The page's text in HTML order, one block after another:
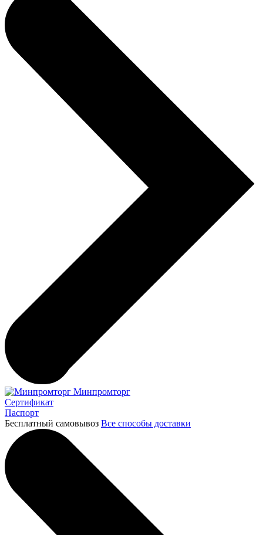
Минпромторг
Сертификат
Паспорт
Бесплатный самовывоз Все способы доставки